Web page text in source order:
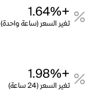
+1.64%
تغير السعر (ساعة واحدة)
+1.98%
تغير السعر (24 ساعة)